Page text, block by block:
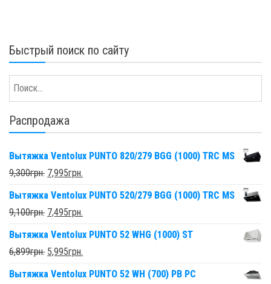
Быстрый поиск по сайту
Распродажа
Вытяжка Ventolux PUNTO 820/279 BGG (1000) TRC MS
9,300грн. 7,995грн.
Вытяжка Ventolux PUNTO 520/279 BGG (1000) TRC MS
9,100грн. 7,495грн.
Вытяжка Ventolux PUNTO 52 WHG (1000) ST
6,899грн. 5,995грн.
Вытяжка Ventolux PUNTO 52 WH (700) PB PC